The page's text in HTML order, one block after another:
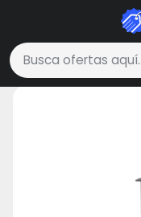
Buscar ofertas
Hogar y Cocina